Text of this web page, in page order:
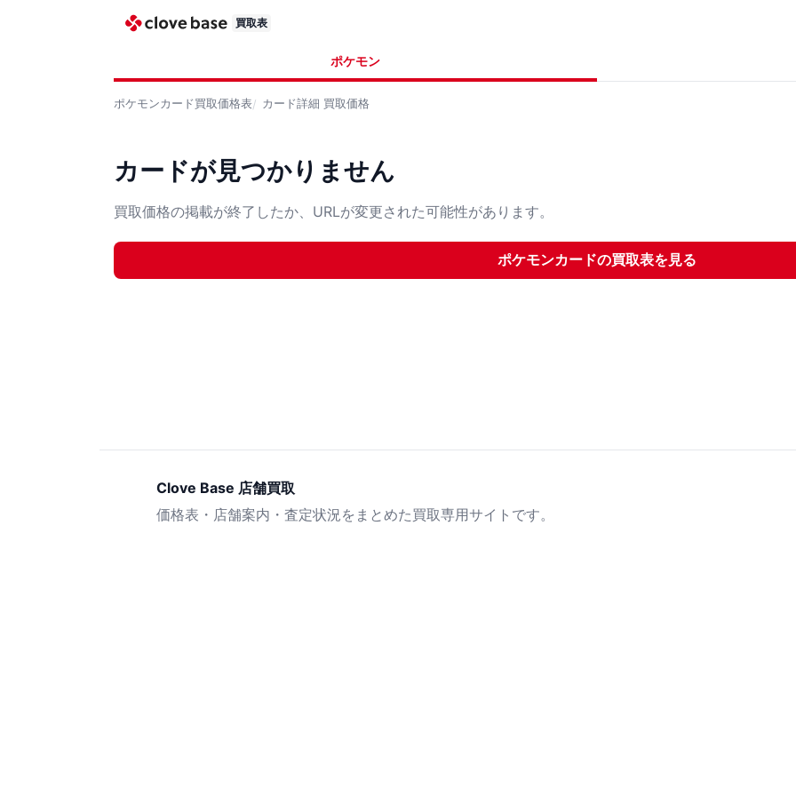
買取表
ポケモン
ポケモンカード買取価格表 カード詳細 買取価格
カードが見つかりません
買取価格の掲載が終了したか、URLが変更された可能性があります。
ポケモンカードの買取表を見る
Clove Base 店舗買取
価格表・店舗案内・査定状況をまとめた買取専用サイトです。